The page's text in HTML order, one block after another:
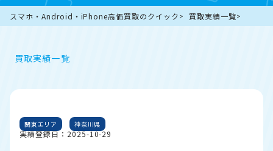
スマホ・Android・iPhone高価買取のクイック 買取実績一覧
買取実績一覧
関東エリア 神奈川県
実績登録日：2025-10-29